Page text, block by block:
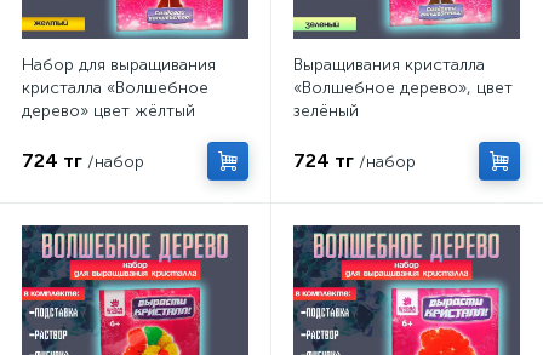
Набор для выращивания
кристалла «Волшебное
дерево» цвет жёлтый
724 тг /набор
Выращивания кристалла
«Волшебное дерево», цвет
зелёный
724 тг /набор